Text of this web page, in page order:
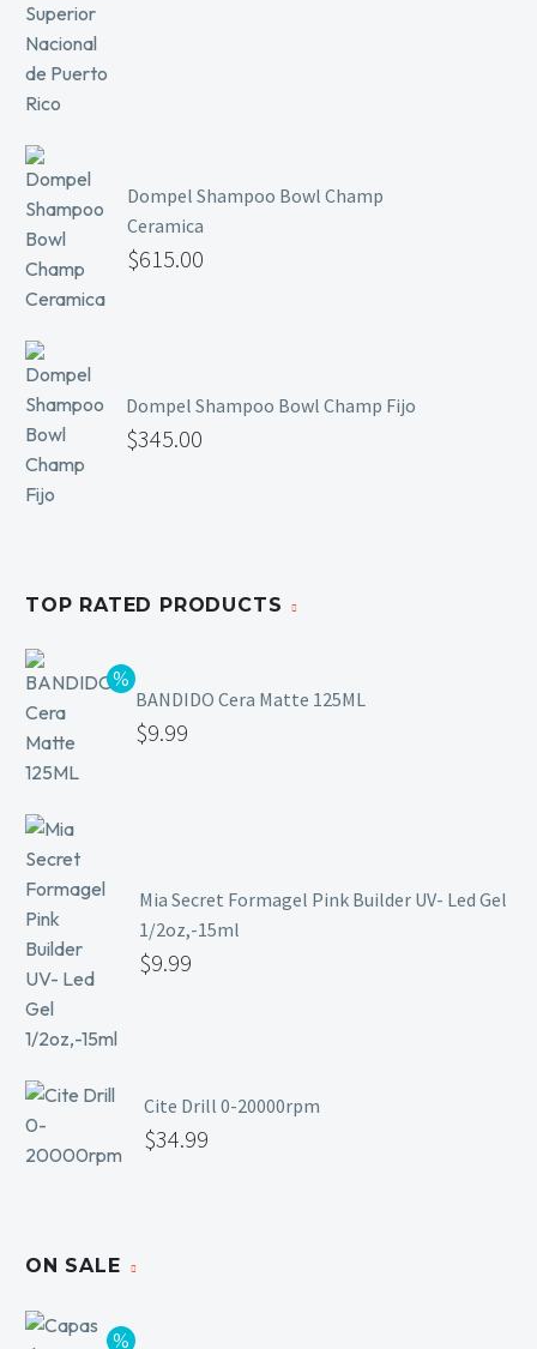
Monómeros
Acrílicos y Colecciones
Esmaltes y Gel Remover
Top, Base, Builder y Polygel
Lámparas de Secado
Nail Tips, Gel Tips y Pegas
Primer y Antifungal
Mesas y Maletas
Máquinas de Pedicura
Removedor de Callos
Lo Nuevo
Dompel Shampoo Bowl Champ
Ceramica
$615.00
Dompel Shampoo Bowl Champ Fijo
$345.00
TOP RATED PRODUCTS
BANDIDO Cera Matte 125ML
$9.99
Mia Secret Formagel Pink Builder UV- Led Gel
1/2oz,-15ml
$9.99
Cite Drill 0-20000rpm
$34.99
ON SALE